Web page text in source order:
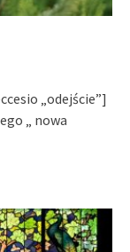
„odejście”]
„ nowa